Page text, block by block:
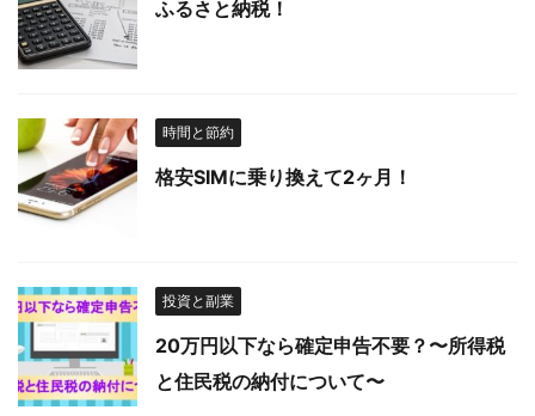
ふるさと納税！
時間と節約
格安SIMに乗り換えて2ヶ月！
投資と副業
20万円以下なら確定申告不要？〜所得税
と住民税の納付について〜